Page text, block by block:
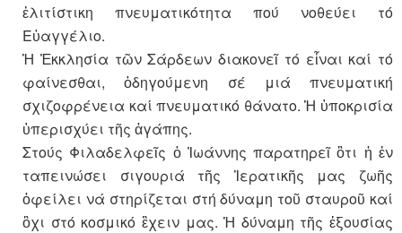
ἐλιτίστικη πνευματικότητα πού νοθεύει τό
Εὐαγγέλιο.
Ἡ Ἐκκλησία τῶν Σάρδεων διακονεῖ τό εἶναι καί τό
φαίνεσθαι, ὁδηγούμενη σέ μιά πνευματική
σχιζοφρένεια καί πνευματικό θάνατο. Ἡ ὑποκρισία
ὑπερισχύει τῆς ἀγάπης.
Στούς Φιλαδελφεῖς ὁ Ἰωάννης παρατηρεῖ ὃτι ἡ ἐν
ταπεινώσει σιγουριά τῆς Ἱερατικῆς μας ζωῆς
ὀφείλει νά στηρίζεται στή δύναμη τοῦ σταυροῦ καί
ὂχι στό κοσμικό ἒχειν μας. Ἡ δύναμη τῆς ἐξουσίας